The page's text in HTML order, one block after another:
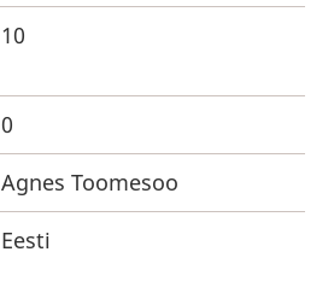
10
0
Agnes Toomesoo
Eesti